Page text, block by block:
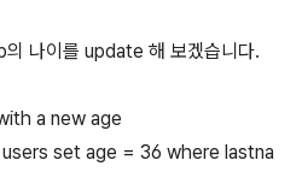
나이를 update 해 보겠습니다.
a new age
set age = 36 where lastna